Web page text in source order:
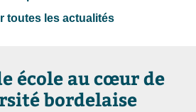
toutes les actualités
école au cœur de
bordelaise